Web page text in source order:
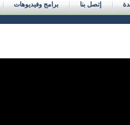
برامج وفيديوهات إتصل بنا